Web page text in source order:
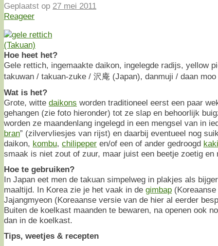
Geplaatst op 27 mei 2011
Reageer
Hoe heet het?
Gele rettich, ingemaakte daikon, ingelegde radijs, yellow
takuwan / takuan-zuke / 沢庵 (Japan), danmuji / daan
Wat is het?
Grote, witte daikons worden traditioneel eerst een paar
gehangen (zie foto hieronder) tot ze slap en behoorlijk
worden ze maandenlang ingelegd in een mengsel van in
bran” (zilvervliesjes van rijst) en daarbij eventueel nog
daikon, kombu, chilipeper en/of een of ander gedroogd kaki
smaak is niet zout of zuur, maar juist een beetje zoetig en
Hoe te gebruiken?
In Japan eet men de takuan simpelweg in plakjes als
maaltijd. In Korea zie je het vaak in de gimbap
Jajangmyeon (Koreaanse versie van de hier al eerder
Buiten de koelkast maanden te bewaren, na openen ook
dan in de koelkast.
Tips, weetjes & recepten